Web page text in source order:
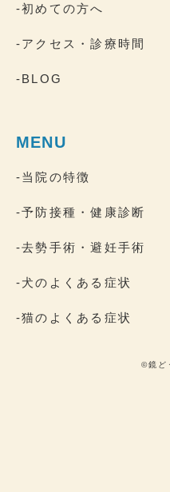
-初めての方へ
-アクセス・診療時間
-BLOG
MENU
-当院の特徴
-予防接種・健康診断
-去勢手術・避妊手術
-犬のよくある症状
-猫のよくある症状
©鏡ど